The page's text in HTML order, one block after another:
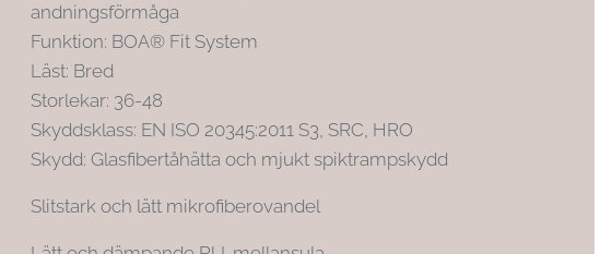
andningsförmåga
Funktion: BOA® Fit System
Läst: Bred
Storlekar: 36-48
Skyddsklass: EN ISO 20345:2011 S3, SRC, HRO
Skydd: Glasfibertåhätta och mjukt spiktrampskydd
Slitstark och lätt mikrofiberovandel